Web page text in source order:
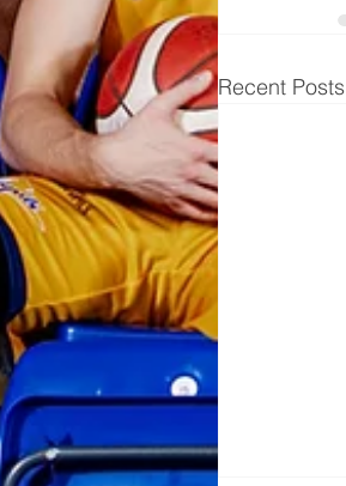
Recent Posts